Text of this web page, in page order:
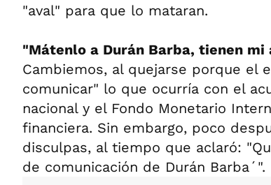
"aval" para que lo mataran.
"Mátenlo a Durán Barba, tienen mi
Cambiemos, al quejarse porque el
comunicar" lo que ocurría con el
nacional y el Fondo Monetario
financiera. Sin embargo, poco
disculpas, al tiempo que aclaró:
de comunicación de Durán Barba´".